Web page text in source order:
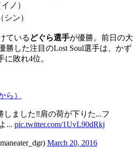
ノ）
シン）
ている どぐら選手が優勝。前日の大
勝した注目のLost Soul選手は、かず
に敗れ4位。
ら）
しました‼︎肩の荷が下りた...フ
... pic.twitter.com/1UvL90dRkj
March 20, 2016